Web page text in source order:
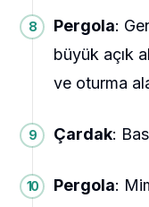
Pergola:
büyük açık
ve oturma
Çardak:
Pergola: